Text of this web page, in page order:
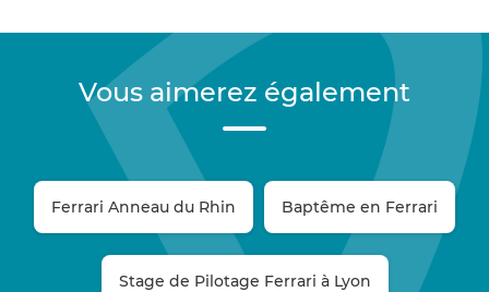
Vous aimerez également
Ferrari Anneau du Rhin Baptême en Ferrari
Stage de Pilotage Ferrari à Lyon